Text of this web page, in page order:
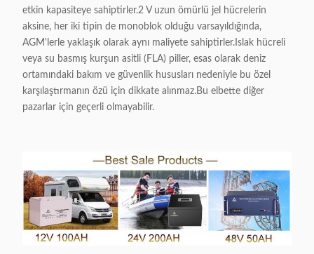
etkin kapasiteye sahiptirler.2 V uzun ömürlü jel hücrelerin
aksine, her iki tipin de monoblok olduğu varsayıldığında,
AGM'lerle yaklaşık olarak aynı maliyete sahiptirler.Islak hücreli
veya su basmış kurşun asitli (FLA) piller, esas olarak deniz
ortamındaki bakım ve güvenlik hususları nedeniyle bu özel
karşılaştırmanın özü için dikkate alınmaz.Bu elbette diğer
pazarlar için geçerli olmayabilir.